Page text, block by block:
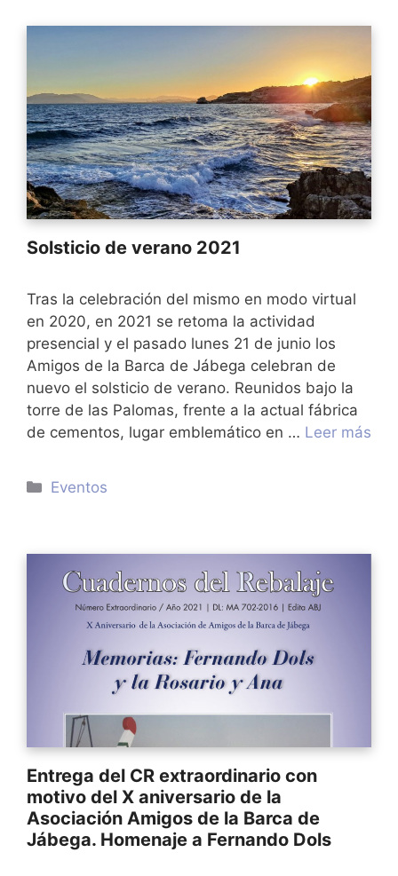
Solsticio de verano 2021
Tras la celebración del mismo en modo virtual
en 2020, en 2021 se retoma la actividad
presencial y el pasado lunes 21 de junio los
Amigos de la Barca de Jábega celebran de
nuevo el solsticio de verano. Reunidos bajo la
torre de las Palomas, frente a la actual fábrica
de cementos, lugar emblemático en … Leer más
Categorías
Eventos
Entrega del CR extraordinario con
motivo del X aniversario de la
Asociación Amigos de la Barca de
Jábega. Homenaje a Fernando Dols